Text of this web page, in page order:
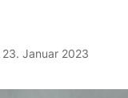
23. Januar 2023